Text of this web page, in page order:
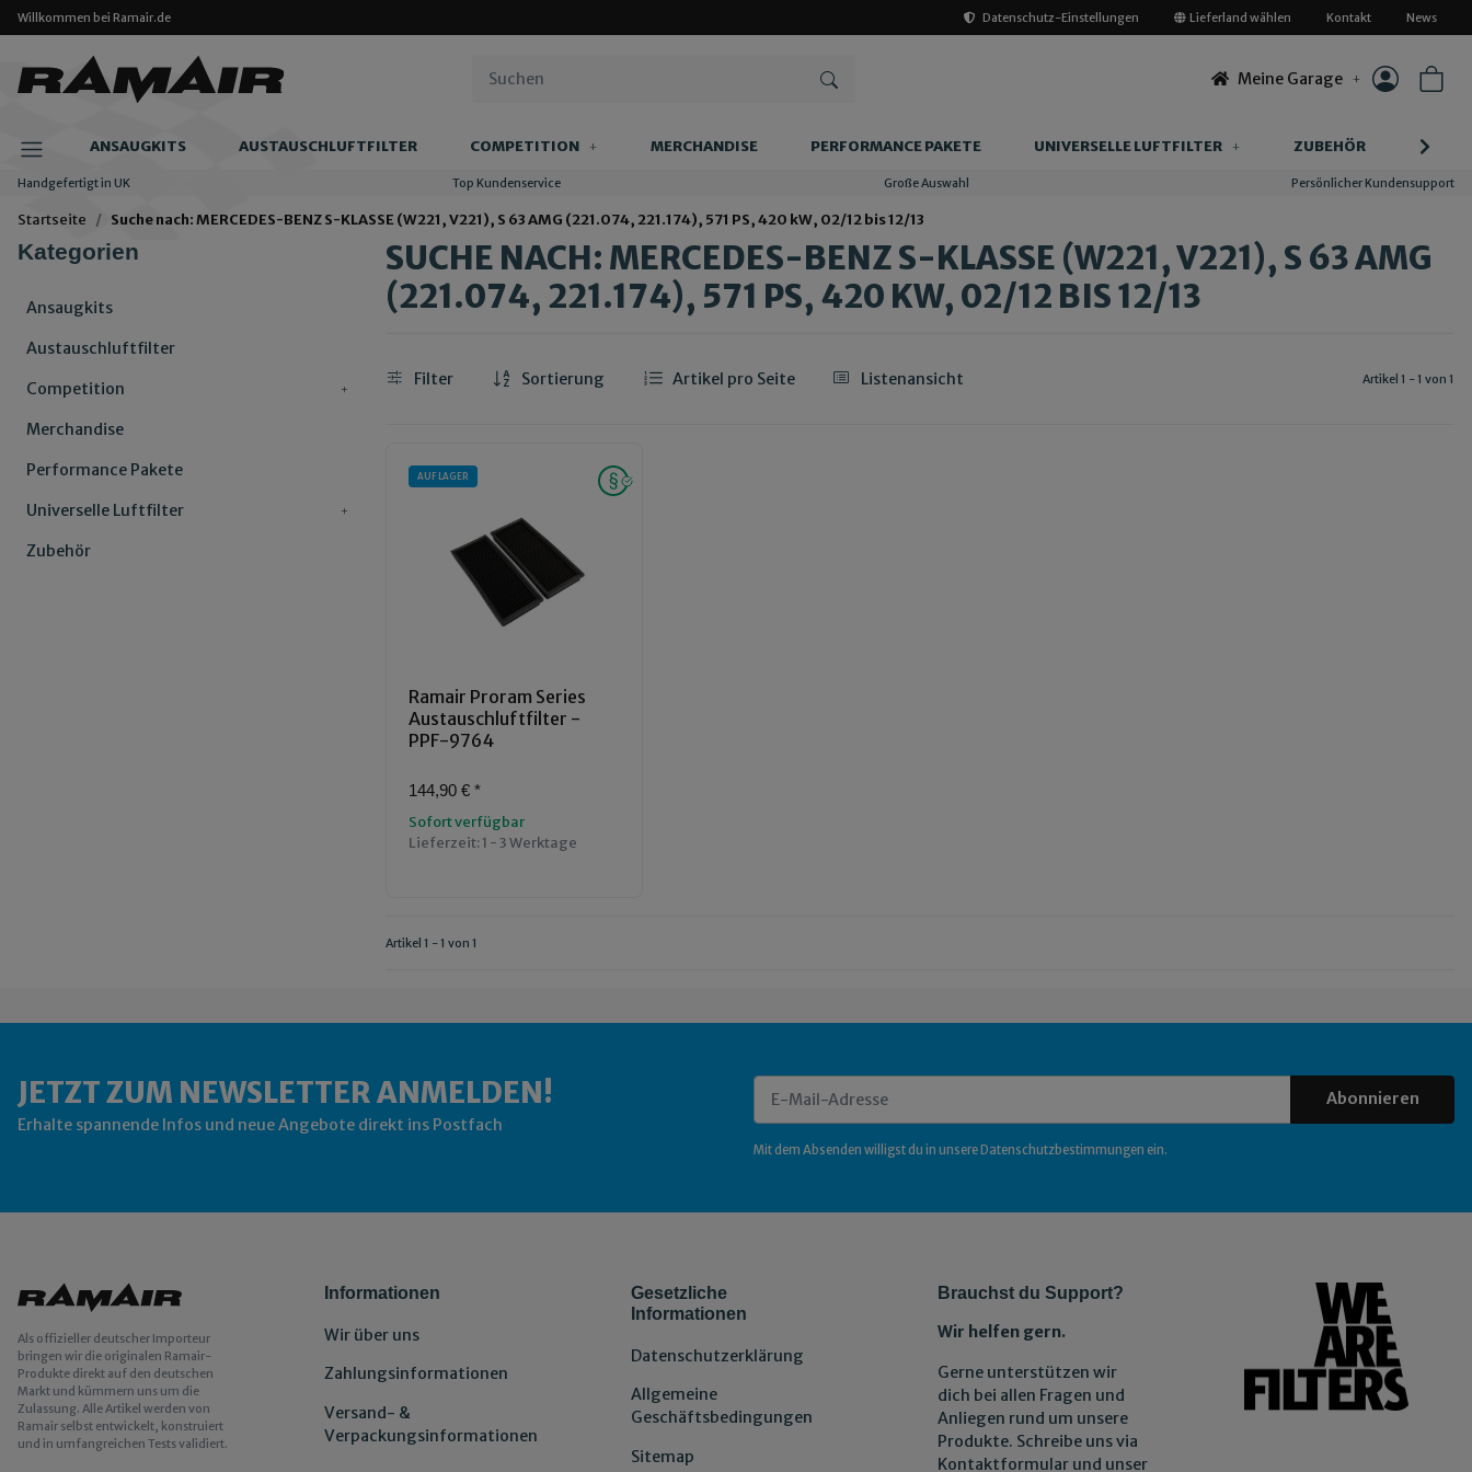
Willkommen bei Ramair.de Datenschutz-Einstellungen Lieferland wählen Kontakt News
Meine Garage
ANSAUGKITS AUSTAUSCHLUFTFILTER COMPETITION MERCHANDISE PERFORMANCE PAKETE UNIVERSELLE LUFTFILTER ZUBEHÖR
Handgefertigt in UK Top Kundenservice Große Auswahl Persönlicher Kundensupport
Startseite Suche nach: MERCEDES-BENZ S-KLASSE (W221, V221), S 63 AMG (221.074, 221.174), 571 PS, 420 kW, 02/12 bis 12/13
SUCHE NACH: MERCEDES-BENZ S-KLASSE (W221, V221), S 63 AMG
(221.074, 221.174), 571 PS, 420 KW, 02/12 BIS 12/13
Filter Sortierung Artikel pro Seite Listenansicht Artikel 1 - 1 von 1
AUF LAGER
Ramair Proram Series
Austauschluftfilter -
PPF-9764
144,90 € *
Sofort verfügbar
Lieferzeit:1 - 3 Werktage
Artikel 1 - 1 von 1
Kategorien
Ansaugkits
Austauschluftfilter
Competition
Merchandise
Performance Pakete
Universelle Luftfilter
Zubehör
JETZT ZUM NEWSLETTER ANMELDEN!
Erhalte spannende Infos und neue Angebote direkt ins Postfach
Abonnieren
Mit dem Absenden willigst du in unsereDatenschutzbestimmungen ein.
Als offizieller deutscher Importeur
bringen wir die originalen Ramair-
Produkte direkt auf den deutschen
Markt und kümmern uns um die
Zulassung. Alle Artikel werden von
Ramair selbst entwickelt, konstruiert
und in umfangreichen Tests validiert.
Informationen
Wir über uns
Zahlungsinformationen
Versand- &
Verpackungsinformationen
Gesetzliche
Informationen
Datenschutzerklärung
Allgemeine
Geschäftsbedingungen
Sitemap
Brauchst du Support?
Wir helfen gern.
Gerne unterstützen wir
dich bei allen Fragen und
Anliegen rund um unsere
Produkte. Schreibe uns via
Kontaktformular und unser